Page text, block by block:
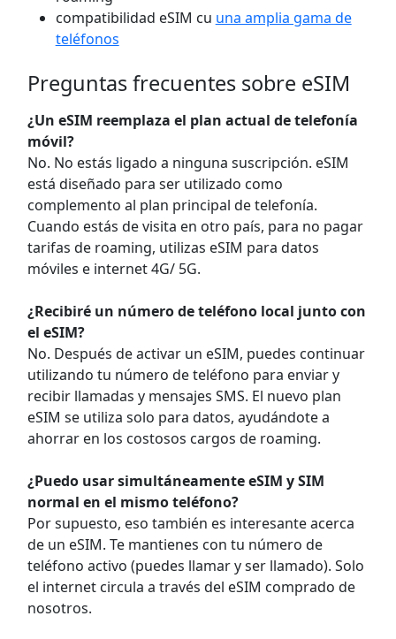
compatibilidad eSIM cu una amplia gama de
teléfonos
Preguntas frecuentes sobre eSIM
¿Un eSIM reemplaza el plan actual de telefonía
móvil?
No. No estás ligado a ninguna suscripción. eSIM
está diseñado para ser utilizado como
complemento al plan principal de telefonía.
Cuando estás de visita en otro país, para no pagar
tarifas de roaming, utilizas eSIM para datos
móviles e internet 4G/ 5G.
¿Recibiré un número de teléfono local junto con
el eSIM?
No. Después de activar un eSIM, puedes continuar
utilizando tu número de teléfono para enviar y
recibir llamadas y mensajes SMS. El nuevo plan
eSIM se utiliza solo para datos, ayudándote a
ahorrar en los costosos cargos de roaming.
¿Puedo usar simultáneamente eSIM y SIM
normal en el mismo teléfono?
Por supuesto, eso también es interesante acerca
de un eSIM. Te mantienes con tu número de
teléfono activo (puedes llamar y ser llamado). Solo
el internet circula a través del eSIM comprado de
nosotros.